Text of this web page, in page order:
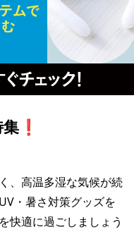
❗
、高温多湿な気候が続
・暑さ対策グッズを
快適に過ごしましょう